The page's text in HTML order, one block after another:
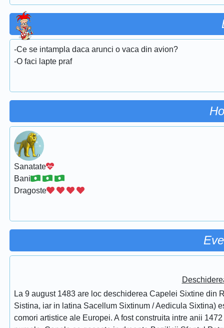
-Ce se intampla daca arunci o vaca din avion?
-O faci lapte praf
Sanatate
Bani
Dragoste
La 9 august 1483 are loc deschiderea Capelei Sixtine
Sistina, iar in latina Sacellum Sixtinum / Aedicula Sixtina)
comori artistice ale Europei. A fost construita intre anii